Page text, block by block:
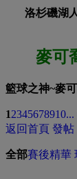
洛杉磯湖
麥可
籃球之神~麥
12345678910...
返回首頁 發帖
全部賽後精華